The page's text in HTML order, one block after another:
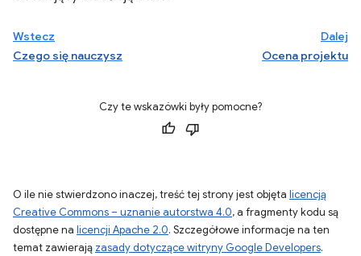
Wstecz
Czego się nauczysz
Dalej
Ocena projektu
Czy te wskazówki były pomocne?
O ile nie stwierdzono inaczej, treść tej strony jest objęta licencją
Creative Commons – uznanie autorstwa 4.0, a fragmenty kodu są
dostępne na licencji Apache 2.0. Szczegółowe informacje na ten
temat zawierają zasady dotyczące witryny Google Developers.